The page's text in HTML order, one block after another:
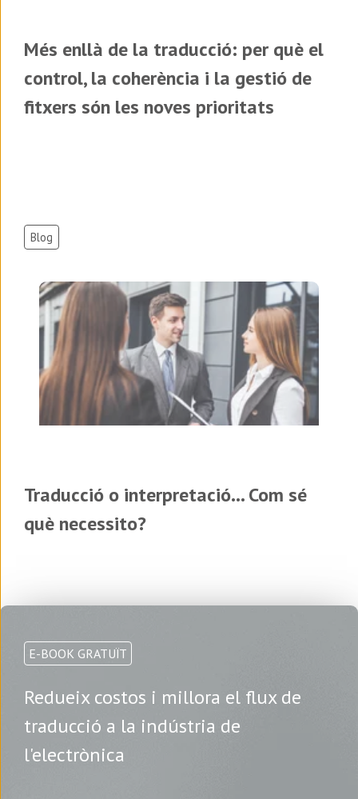
Més enllà de la traducció: per què el
control, la coherència i la gestió de
fitxers són les noves prioritats
Blog
Traducció o interpretació... Com sé
què necessito?
E-BOOK GRATUÏT
Redueix costos i millora el flux de
traducció a la indústria de
l'electrònica